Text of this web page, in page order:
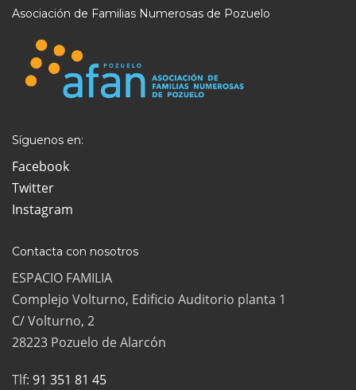
Asociación de Familias Numerosas de Pozuelo
Síguenos en:
Facebook
Twitter
Instagram
Contacta con nosotros
ESPACIO FAMILIA
Complejo Volturno, Edificio Auditorio planta 1
C/ Volturno, 2
28223 Pozuelo de Alarcón
Tlf: 91 351 81 45